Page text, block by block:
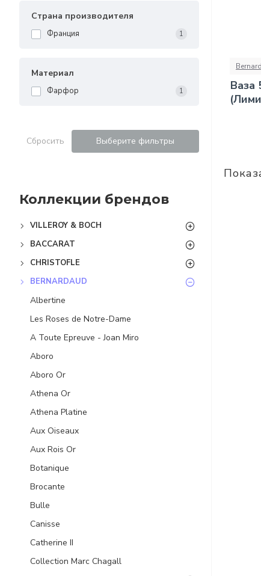
Страна производителя
Франция 1
Материал
Фарфор 1
Сбросить Выберите фильтры
Коллекции брендов
VILLEROY & BOCH
BACCARAT
CHRISTOFLE
BERNARDAUD
Albertine
Les Roses de Notre-Dame
A Toute Epreuve - Joan Miro
Aboro
Aboro Or
Athena Or
Athena Platine
Aux Oiseaux
Aux Rois Or
Botanique
Brocante
Bulle
Canisse
Catherine II
Collection Marc Chagall
Ваза